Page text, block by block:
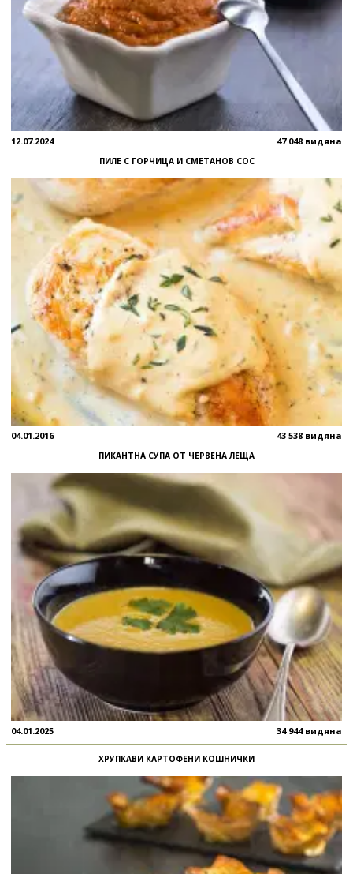
12.07.2024 47 048 видяна
ПИЛЕ С ГОРЧИЦА И СМЕТАНОВ СОС
04.01.2016 43 538 видяна
ПИКАНТНА СУПА ОТ ЧЕРВЕНА ЛЕЩА
04.01.2025 34 944 видяна
ХРУПКАВИ КАРТОФЕНИ КОШНИЧКИ